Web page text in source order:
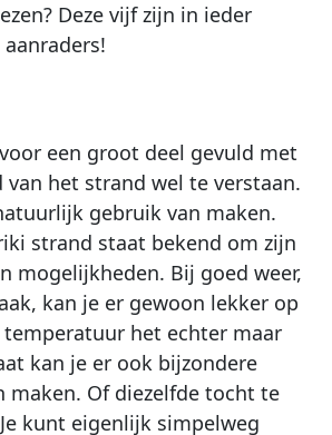
Deze vijf zijn in ieder
een groot deel gevuld met
van het strand wel te verstaan.
gebruik van maken.
strand staat bekend om zijn
mogelijkheden. Bij goed weer,
kan je er gewoon lekker op
temperatuur het echter maar
kan je er ook bijzondere
maken. Of diezelfde tocht te
kunt eigenlijk simpelweg